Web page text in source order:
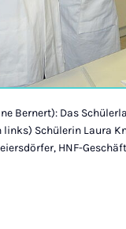
Bernert): Das
Schülerin Laura
HNF-